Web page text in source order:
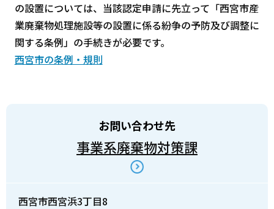
の設置については、当該認定申請に先立って「西宮市産
業廃棄物処理施設等の設置に係る紛争の予防及び調整に
関する条例」の手続きが必要です。
西宮市の条例・規則
お問い合わせ先
事業系廃棄物対策課
西宮市西宮浜3丁目8